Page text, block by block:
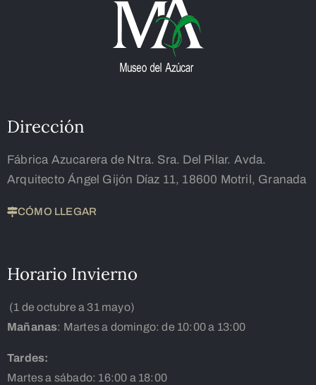
Dirección
Fábrica Azucarera de Ntra. Sra. Del Pilar. Avda.
Arquitecto Ángel Gijón Díaz 11, 18600 Motril, Granada
CÓMO LLEGAR
Horario Invierno
(1 de octubre a 31 mayo)
Mañanas: Martes a domingo: de 10:00 a 13:00
Tardes:
Martes a sábado: 16:00 a 18:00